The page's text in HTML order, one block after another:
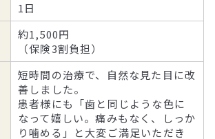
1日
約1,500円
（保険3割負担）
短時間の治療で、自然な見た目に改
善しました。
患者様にも「歯と同じような色に
なって嬉しい。痛みもなく、しっか
り噛める」と大変ご満足いただき